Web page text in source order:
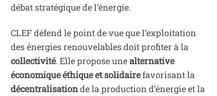
débat stratégique de l’énergie.
CLEF défend le point de vue que l’exploitation
des énergies renouvelables doit profiter à la
collectivité. Elle propose unealternative
économique éthique et solidairefavorisant la
décentralisationde la production d’énergie et la